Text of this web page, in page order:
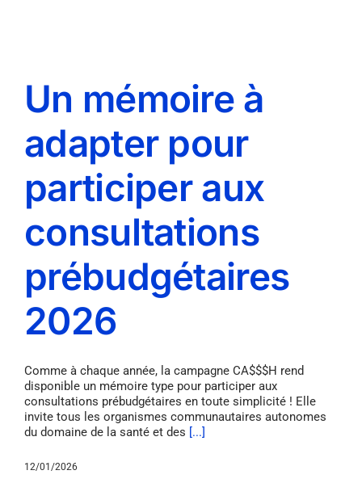
Un mémoire à
adapter pour
participer aux
consultations
prébudgétaires
2026
Comme à chaque année, la campagne CA$$$H rend
disponible un mémoire type pour participer aux
consultations prébudgétaires en toute simplicité ! Elle
invite tous les organismes communautaires autonomes
du domaine de la santé et des [...]
12/01/2026